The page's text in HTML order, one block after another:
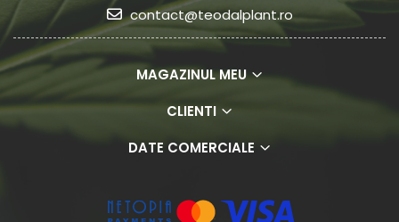
contact@teodalplant.ro
MAGAZINUL MEU
CLIENTI
DATE COMERCIALE